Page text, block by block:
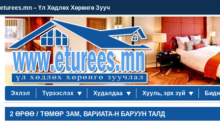
eturees.mn – Үл Хөдлөх Хөрөнгө Зууч
Эхлэл Түрээслэх Худалдаа Хууль, эрх зүй
2 ӨРӨӨ / ТӨМӨР ЗАМ, ВАРИАТА-Н БАРУУН ТАЛД